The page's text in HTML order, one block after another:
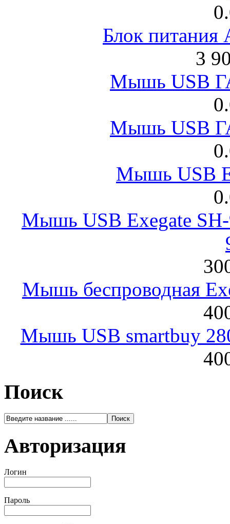
Блок питания
3
Мышь USB
Мышь USB
Мышь USB
Мышь USB Exegate
Мышь беспроводная
Мышь USB smartbuy
Поиск
Авторизация
Логин
Пароль